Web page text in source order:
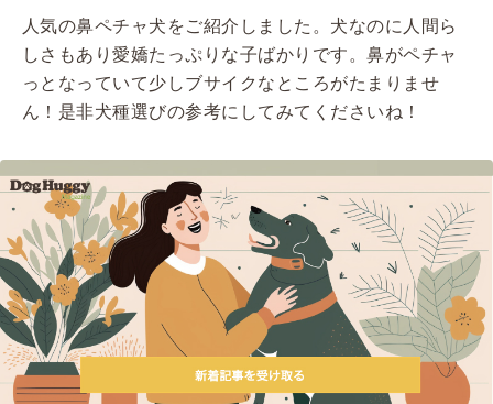
人気の鼻ペチャ犬をご紹介しました。犬なのに人間ら
しさもあり愛嬌たっぷりな子ばかりです。鼻がペチャ
っとなっていて少しブサイクなところがたまりませ
ん！是非犬種選びの参考にしてみてくださいね！